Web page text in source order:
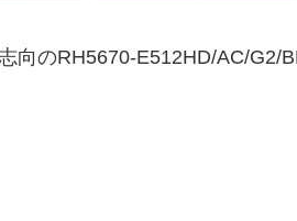
向のRH5670-E512HD/AC/G2/